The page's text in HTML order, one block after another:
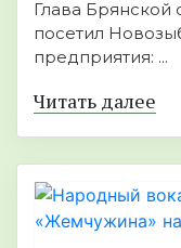
Глава Брянской
посетил
предприятия: ...
Читать далее